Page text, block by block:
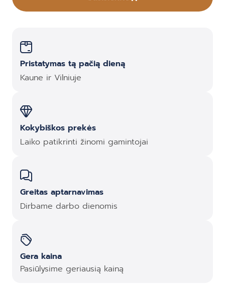
Pristatymas tą pačią dieną
Kaune ir Vilniuje
Kokybiškos prekės
Laiko patikrinti žinomi gamintojai
Greitas aptarnavimas
Dirbame darbo dienomis
Gera kaina
Pasiūlysime geriausią kainą